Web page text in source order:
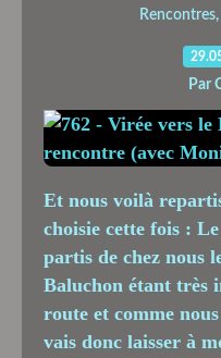
Par
Et nous voilà
choisie cette fois :
partis de chez nous
Baluchon étant très
route et comme
vais donc laisser à